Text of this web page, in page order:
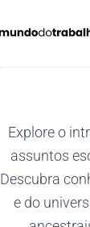
Explore o
assuntos
Descubra
e do